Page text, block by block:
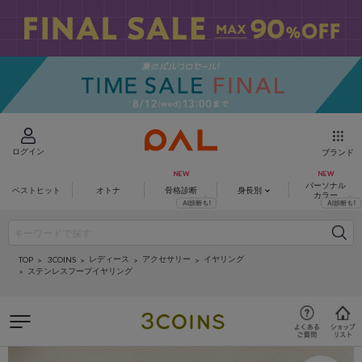
ログイン ブランド
ベストヒット オトナ 骨格診断 身長別
パーソナル
カラー
TOP 3COINS レディース アクセサリー
イヤリング
ステンレスフープイヤリング